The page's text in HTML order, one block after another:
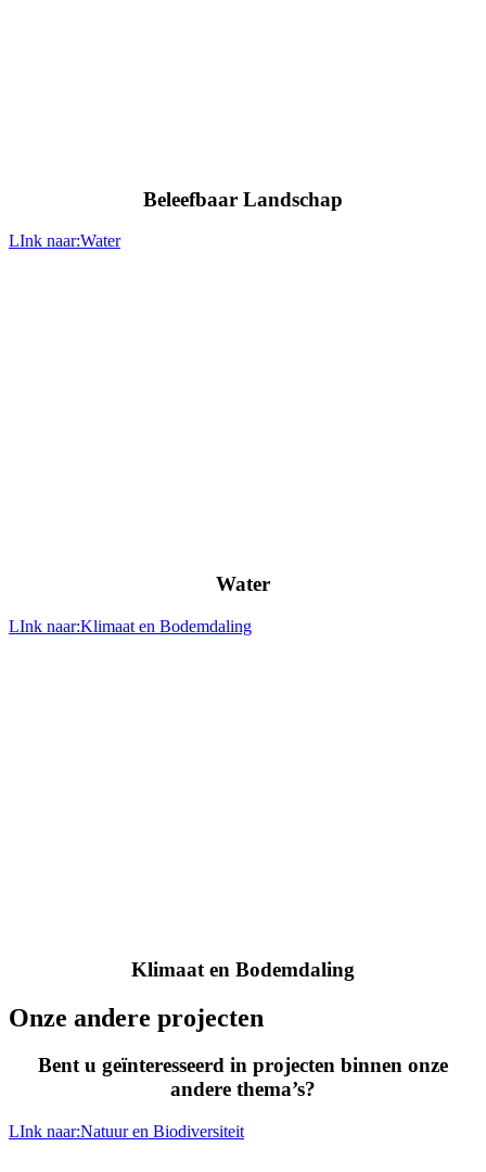
Beleefbaar Landschap
LInk naar:Water
Water
LInk naar:Klimaat en Bodemdaling
Klimaat en Bodemdaling
Onze andere projecten
Bent u geïnteresseerd in projecten binnen onze
andere thema’s?
LInk naar:Natuur en Biodiversiteit